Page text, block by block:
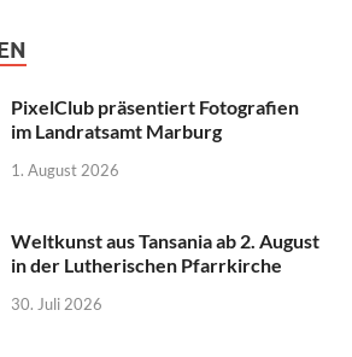
PixelClub präsentiert Fotografien
im Landratsamt Marburg
1. August 2026
Weltkunst aus Tansania ab 2. August
in der Lutherischen Pfarrkirche
30. Juli 2026